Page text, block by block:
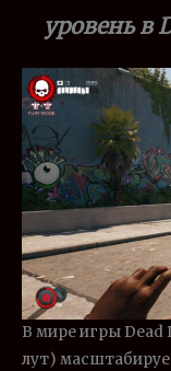
уровень в
В мире игры Dead
лут)